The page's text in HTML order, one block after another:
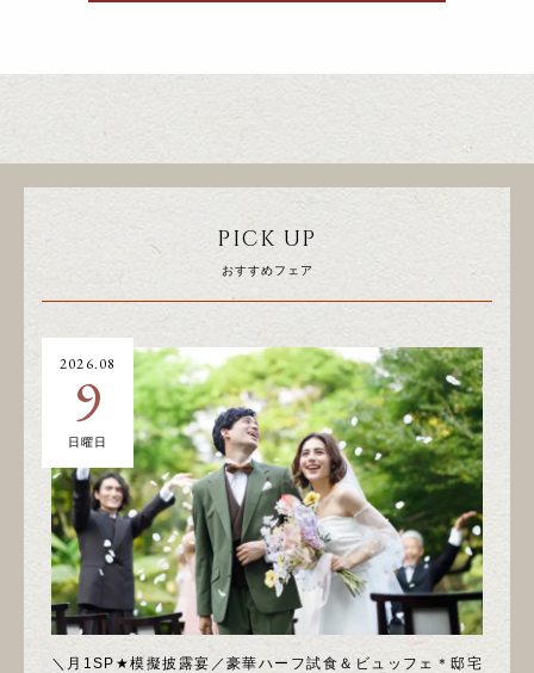
PICK UP
おすすめフェア
＼月1SP★模擬披露宴／豪華ハーフ試食＆ビュッフェ＊邸宅
2026.08
9
日曜日